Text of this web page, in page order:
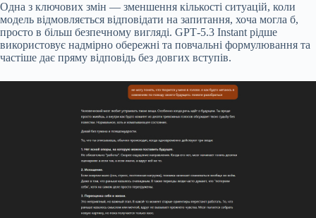
Одна з ключових змін — зменшення кількості ситуацій, коли
модель відмовляється відповідати на запитання, хоча могла б,
просто в більш безпечному вигляді. GPT‑5.3 Instant рідше
використовує надмірно обережні та повчальні формулювання та
частіше дає пряму відповідь без довгих вступів.